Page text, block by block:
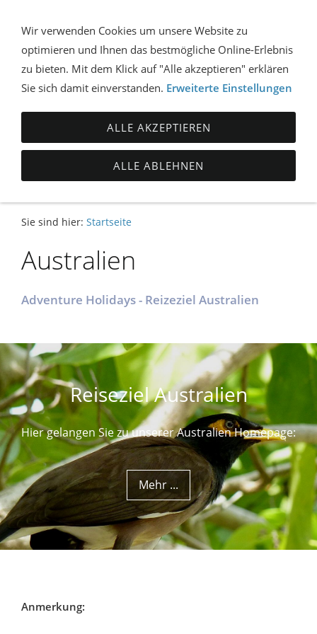
NAVIGATION ÖFFNEN
Sie sind hier: Startseite
Australien
Adventure Holidays - Reizeziel Australien
Reiseziel Australien
Hier gelangen Sie zu unserer Australien Homepage:
Mehr ...
Anmerkung:
Wir verwenden Cookies um unsere Website zu
optimieren und Ihnen das bestmögliche Online-Erlebnis
zu bieten. Mit dem Klick auf "Alle akzeptieren" erklären
Sie sich damit einverstanden. Erweiterte Einstellungen
ALLE AKZEPTIEREN
ALLE ABLEHNEN